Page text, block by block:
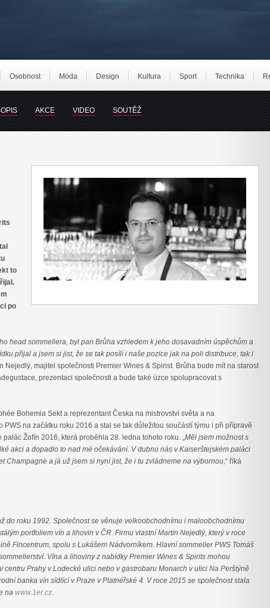
Osobnost Móda Design Kultura Sport Technika
AKCE VIDEO SOUTĚŽ
to
po
head sommeliera, byl pan Brůha vzhledem k jeho dosavadním úspěchům a
přijal a jsem si jist, že se tak posílí i naše pozice jak na poli distribuce, tak i
Nejedlý, majitel společnosti Premier Wines & Spirist. Brůha bude mít na starost
prezentaci společnosti a bude také úzce spolupracovat s
Bohemia Sekt a reprezentant Česka na mistrovství světa a na
na začátku roku 2016 a stal se tak důležitou součástí týmu i při přípravě
Žofín 2016, která proběhla 28. ledna tohoto roku. „Měl jsem možnost s
akci a dopadlo to nad mé očekávání. V dubnu nás v Kaiserštejském paláci
Champagne a já už jsem si nyní jist, že i tu zvládneme na výbornou,“ říká
do roku 1992. Společnost se věnuje velkoobchodnímu i maloobchodnímu
portfoliem vín a lihovin v ČR. Firmu vlastní Martin Nejedlý, který v roce
Fincentrum, spolu s Lukášem Nádvorníkem. Hlavní sommelier PWS Tomáš
Vína a lihoviny z nabídky Premier Wines & Spirits mohou
centru Prahy v Lodecké ulici nebo v gastrobaru Monarch v ulici Na Perštýně
banka vín sídlící v Praze v Platnéřské 4. V roce 2015 se společnost stala
na www.1er.cz.